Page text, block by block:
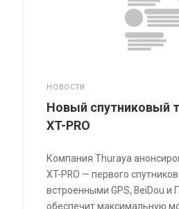
НОВОСТИ
Новый спутниковый
XT-PRO
Компания Thuraya
XT-PRO — первого
встроенными GPS, BeiDou
обеспечит максимальную